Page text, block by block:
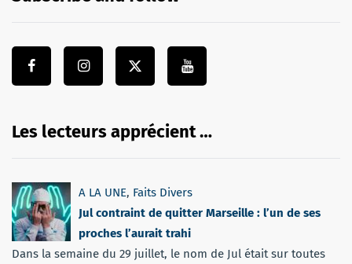
Les lecteurs apprécient …
A LA UNE, Faits Divers
Jul contraint de quitter Marseille : l’un de ses
proches l’aurait trahi
Dans la semaine du 29 juillet, le nom de Jul était sur toutes